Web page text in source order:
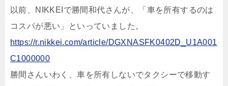
以前、NIKKEIで勝間和代さんが、「車を所有するのは
コスパが悪い」といっていました。
https://r.nikkei.com/article/DGXNASFK0402D_U1A001
C1000000
勝間さんいわく、車を所有しないでタクシーで移動す